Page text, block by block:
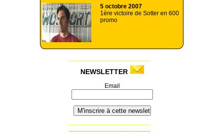
5 octobre 2007
1ère victoire de Sotter en 600
promo
NEWSLETTER
Email